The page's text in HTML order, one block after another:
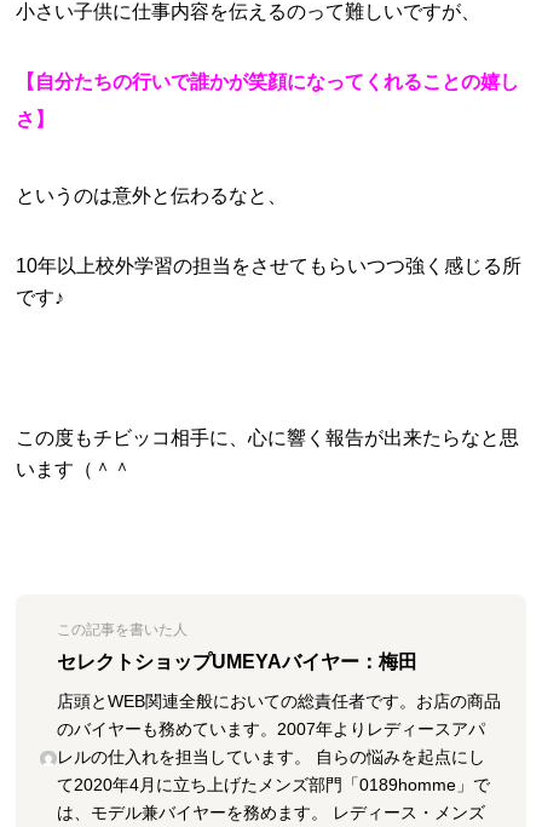
小さい子供に仕事内容を伝えるのって難しいですが、
【自分たちの行いで誰かが笑顔になってくれることの嬉し
さ】
というのは意外と伝わるなと、
10年以上校外学習の担当をさせてもらいつつ強く感じる所
です♪
この度もチビッコ相手に、心に響く報告が出来たらなと思
います（＾＾
この記事を書いた人
セレクトショップUMEYAバイヤー：梅田
店頭とWEB関連全般においての総責任者です。お店の商品
のバイヤーも務めています。2007年よりレディースアパ
レルの仕入れを担当しています。 自らの悩みを起点にし
て2020年4月に立ち上げたメンズ部門「0189homme」で
は、モデル兼バイヤーを務めます。 レディース・メンズ